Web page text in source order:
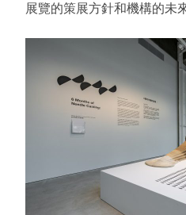
展覽的策展方針和機構的未